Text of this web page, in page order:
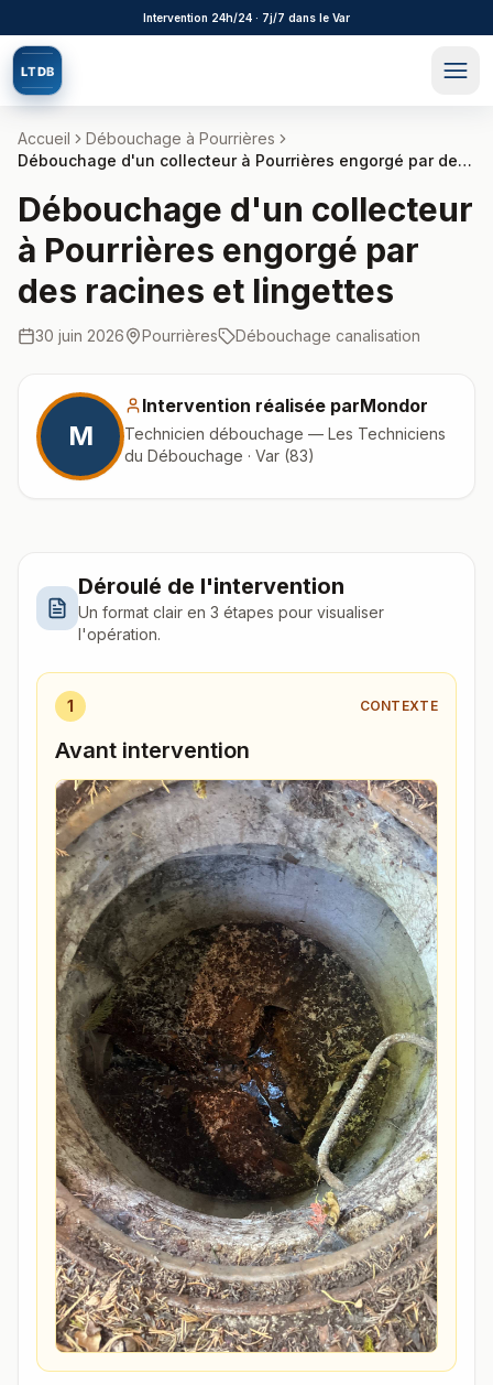
Aller au contenu principalIntervention 24h/24 · 7j/7 dans le Var
LTDB
Accueil Débouchage à Pourrières
Débouchage d'un collecteur à Pourrières engorgé par des
Débouchage d'un collecteur
à Pourrières engorgé par
des racines et lingettes
30 juin 2026 Pourrières Débouchage canalisation
M
Intervention réalisée parMondor
Technicien débouchage — Les Techniciens
du Débouchage · Var (83)
Déroulé de l'intervention
Un format clair en 3 étapes pour visualiser
l'opération.
1 CONTEXTE
Avant intervention